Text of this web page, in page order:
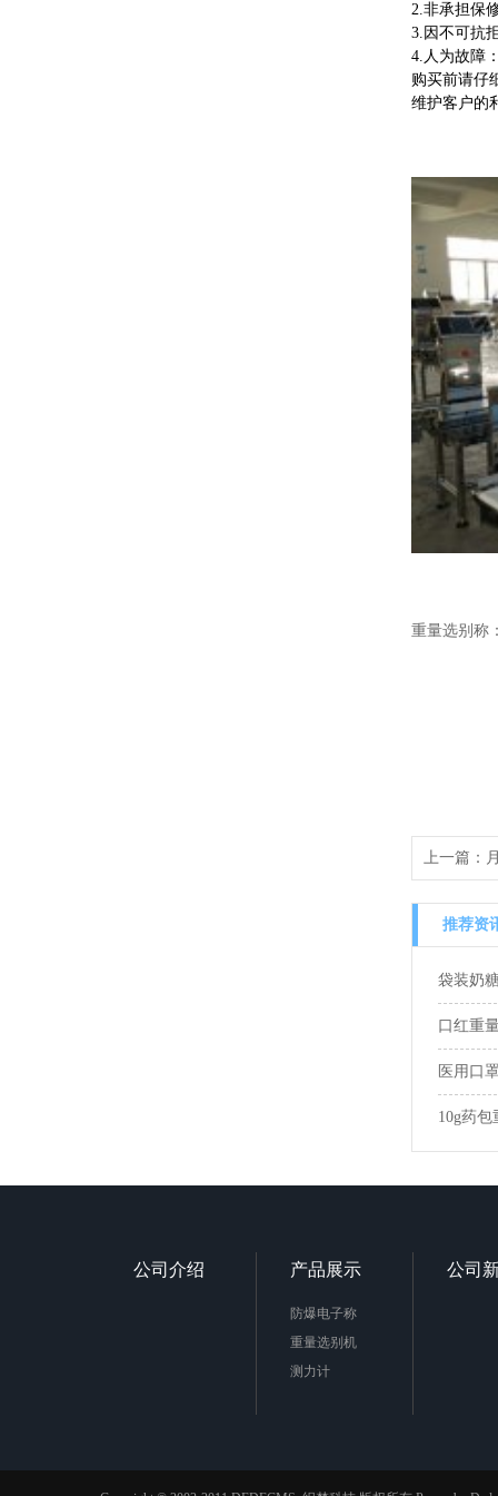
2.非承担保
3.因不可抗
4.人为故障
购买前请仔
维护客户的
重量选别称
上一篇：
推荐资
袋装奶
口红重
医用口
10g药
公司介绍 产品展示
防爆电子称
重量选别机
测力计
公司